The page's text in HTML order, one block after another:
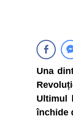
Una
Ultimul
închide